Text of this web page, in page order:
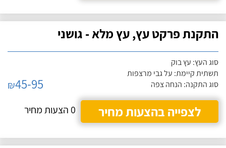
התקנת פרקט עץ, עץ מלא - גושני
סוג העץ: עץ בוק
תשתית קיימת: על גבי מרצפות
סוג התקנה: הנחה צפה
₪45-95
לצפייה בהצעות מחיר
0 הצעות מחיר